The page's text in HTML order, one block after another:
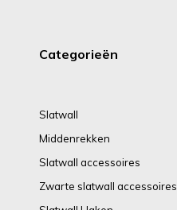
Categorieën
Slatwall
Middenrekken
Slatwall accessoires
Zwarte slatwall accessoires